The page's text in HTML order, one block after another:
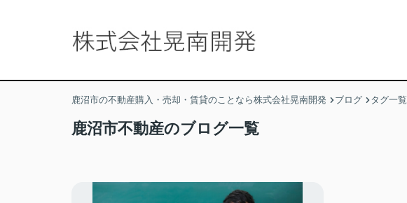
鹿沼市の不動産購入・売却・賃貸のことなら株式会社晃南開発 ブログ タグ一覧
鹿沼市不動産のブログ一覧